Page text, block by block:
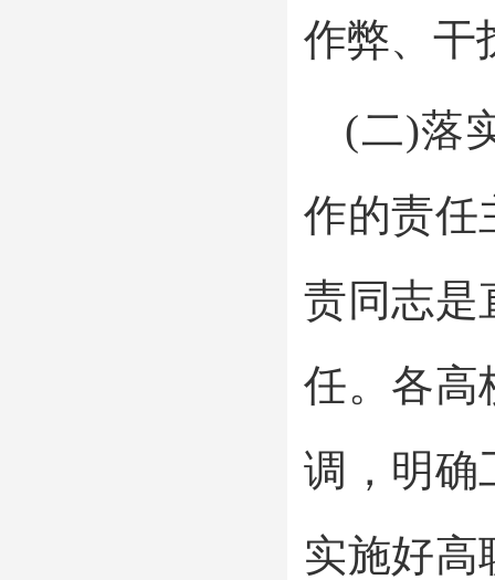
作弊、干
(二)落
作的责任
责同志是
任。各高
调，明确
实施好高